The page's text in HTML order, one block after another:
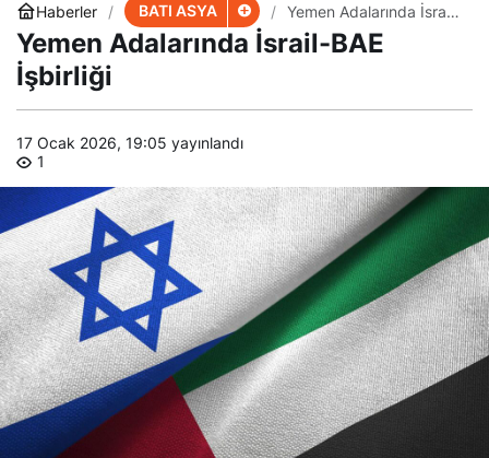
Haberler BATI ASYA
Yemen Adalarında İsrail-
BAE İşbirliği
Yemen Adalarında İsrail-BAE
İşbirliği
17 Ocak 2026, 19:05 yayınlandı
1